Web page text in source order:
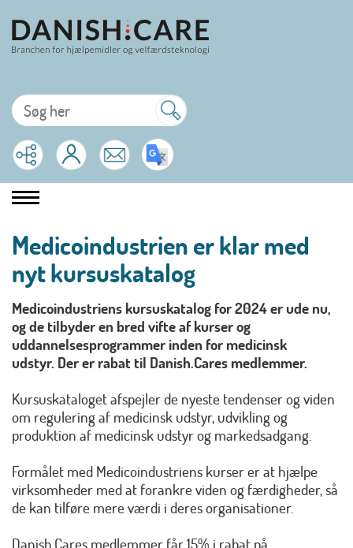
Medicoindustrien er klar med
nyt kursuskatalog
Medicoindustriens kursuskatalog for 2024 er ude nu,
og de tilbyder en bred vifte af kurser og
uddannelsesprogrammer inden for medicinsk
udstyr. Der er rabat til Danish.Cares medlemmer.
Kursuskataloget afspejler de nyeste tendenser og viden
om regulering af medicinsk udstyr, udvikling og
produktion af medicinsk udstyr og markedsadgang.
Formålet med Medicoindustriens kurser er at hjælpe
virksomheder med at forankre viden og færdigheder, så
de kan tilføre mere værdi i deres organisationer.
Danish.Cares medlemmer får 15% i rabat på